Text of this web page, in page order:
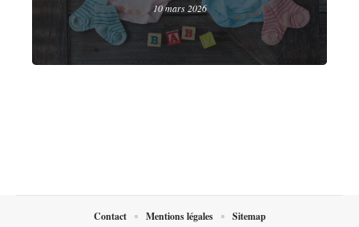
10 mars 2026
Contact Mentions légales Sitemap